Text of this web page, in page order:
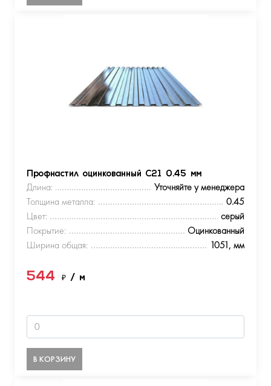
Профнастил оцинкованный С21 0.45 мм
Длина:
Уточняйте у менеджера
Толщина металла:
0.45
Цвет:
серый
Покрытие:
Оцинкованный
Ширина общая:
1051, мм
544 ₽ / м
В КОРЗИНУ